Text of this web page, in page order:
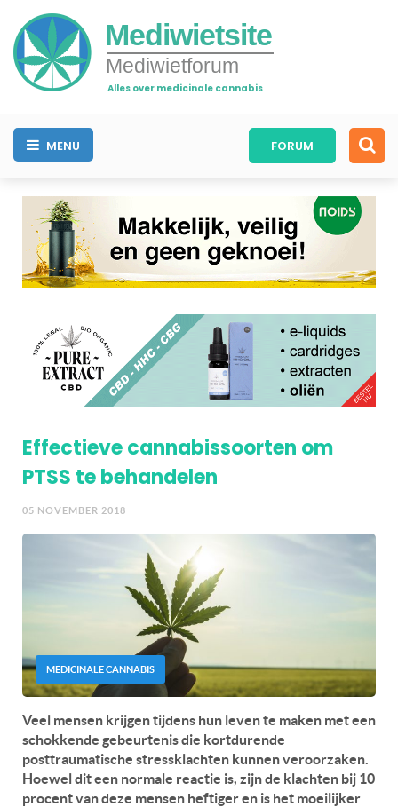
Mediwietsite
Mediwietforum
Alles over medicinale cannabis
MENU FORUM
Effectieve cannabissoorten om
PTSS te behandelen
05 NOVEMBER 2018
MEDICINALE CANNABIS
Veel mensen krijgen tijdens hun leven te maken met een
schokkende gebeurtenis die kortdurende
posttraumatische stressklachten kunnen veroorzaken.
Hoewel dit een normale reactie is, zijn de klachten bij 10
procent van deze mensen heftiger en is het moeilijker